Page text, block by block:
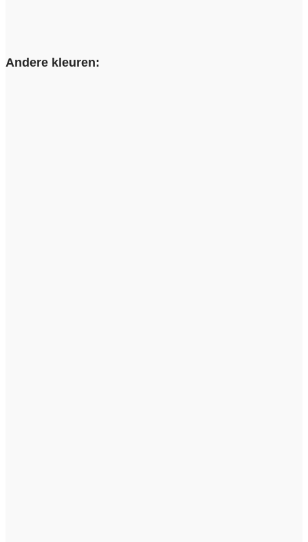
Andere kleuren: